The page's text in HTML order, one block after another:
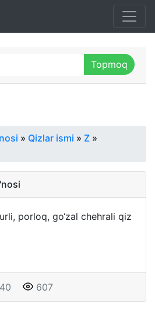
» Qizlar ismi » Z »
porloq, go‘zal chehrali qiz
607